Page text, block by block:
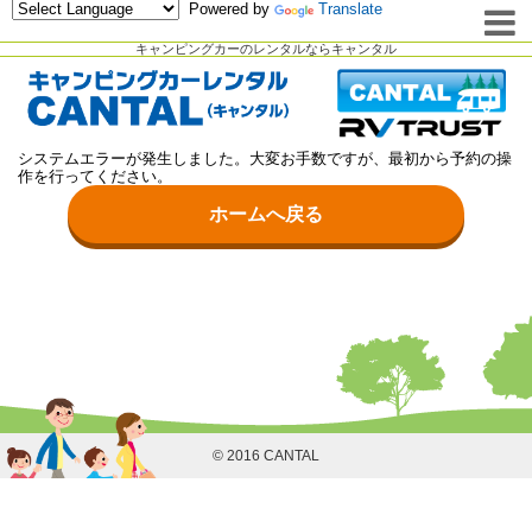
キャンピングカーのレンタルならキャンタル
Powered by Translate
システムエラーが発生しました。大変お手数ですが、最初から予約の操
作を行ってください。
ホームへ戻る
© 2016 CANTAL